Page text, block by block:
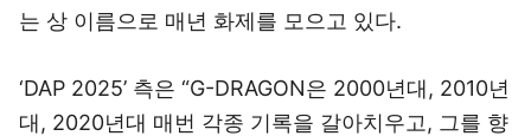
는 상 이름으로 매년 화제를 모으고 있다.
‘DAP 2025’ 측은 “G-DRAGON은 2000년대, 2010년
대, 2020년대 매번 각종 기록을 갈아치우고, 그를 향